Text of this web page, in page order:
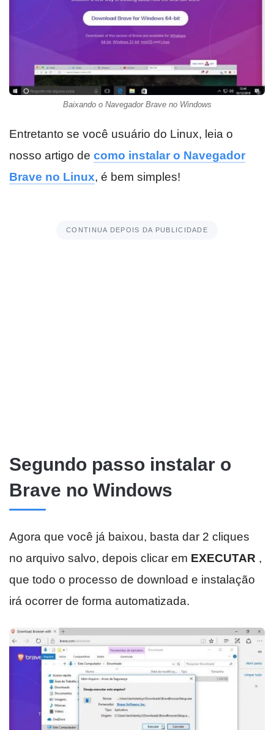
Baixando o Navegador Brave no Windows
Entretanto se você usuário do Linux, leia o
nosso artigo de como instalar o Navegador
Brave no Linux, é bem simples!
CONTINUA DEPOIS DA PUBLICIDADE
Segundo passo instalar o
Brave no Windows
Agora que você já baixou, basta dar 2 cliques
no arquivo salvo, depois clicar em EXECUTAR ,
que todo o processo de download e instalação
irá ocorrer de forma automatizada.